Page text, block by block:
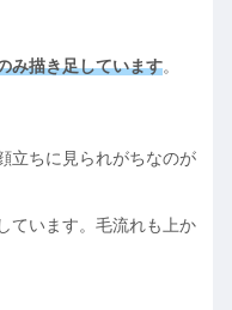
み描き足しています。
立ちに見られがちなのが
しています。毛流れも上か